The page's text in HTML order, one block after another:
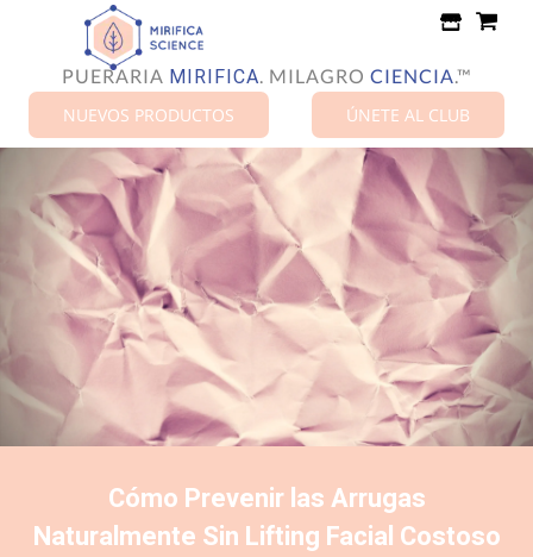
directamente
contenido
PUERARIA MIRIFICA MILAGRO CIENCIA .™
NUEVOS PRODUCTOS
ÚNETE AL CLUB
Cómo Prevenir las Arrugas
Naturalmente Sin Lifting Facial Costoso